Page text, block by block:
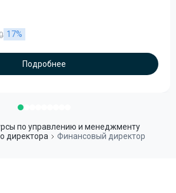
17%
Подробнее
по управлению и менеджменту
директора
Финансовый директор